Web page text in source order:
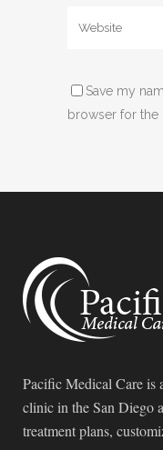
Save my
browser for the
Pacific Medical Care is
clinic in the San Diego
treatment plans,